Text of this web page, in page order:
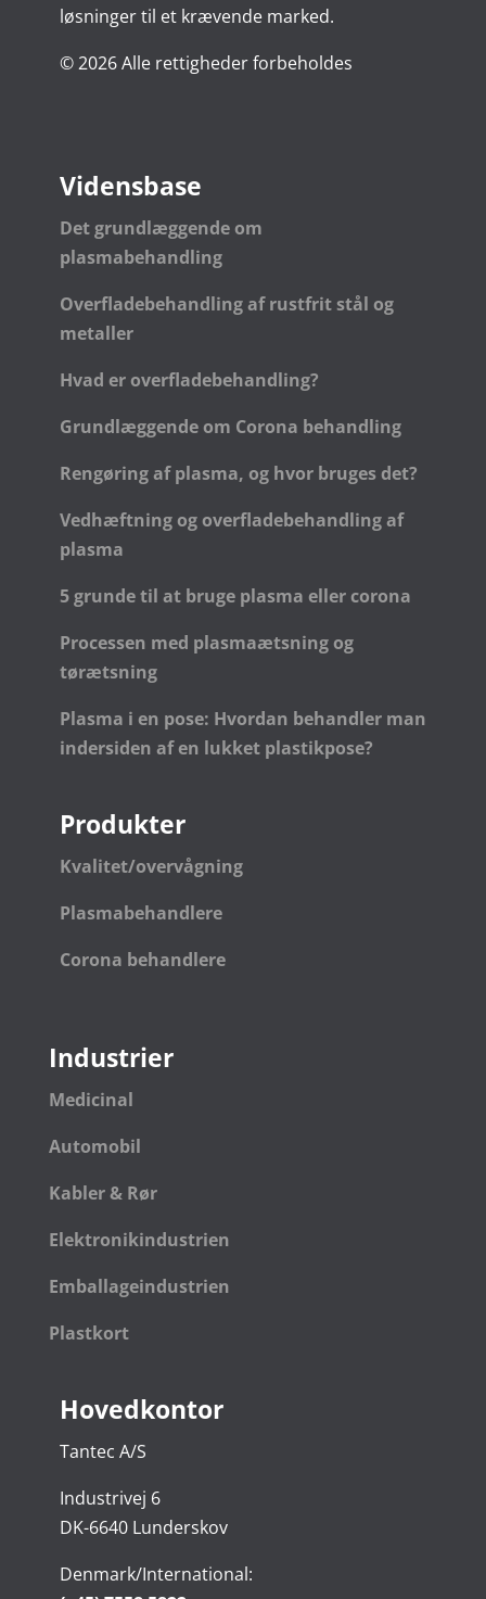
løsninger til et krævende marked.
© 2026 Alle rettigheder forbeholdes
Vidensbase
Det grundlæggende om
plasmabehandling
Overfladebehandling af rustfrit stål og
metaller
Hvad er overfladebehandling?
Grundlæggende om Corona behandling
Rengøring af plasma, og hvor bruges det?
Vedhæftning og overfladebehandling af
plasma
5 grunde til at bruge plasma eller corona
Processen med plasmaætsning og
tørætsning
Plasma i en pose: Hvordan behandler man
indersiden af en lukket plastikpose?
Produkter
Kvalitet/overvågning
Plasmabehandlere
Corona behandlere
Industrier
Medicinal
Automobil
Kabler & Rør
Elektronikindustrien
Emballageindustrien
Plastkort
Hovedkontor
Tantec A/S
Industrivej 6
DK-6640 Lunderskov
Denmark/International: